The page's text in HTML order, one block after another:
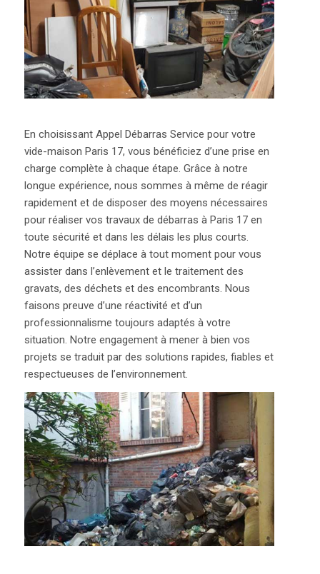
En choisissant Appel Débarras Service pour votre
vide-maison Paris 17, vous bénéficiez d’une prise en
charge complète à chaque étape. Grâce à notre
longue expérience, nous sommes à même de réagir
rapidement et de disposer des moyens nécessaires
pour réaliser vos travaux de débarras à Paris 17 en
toute sécurité et dans les délais les plus courts.
Notre équipe se déplace à tout moment pour vous
assister dans l’enlèvement et le traitement des
gravats, des déchets et des encombrants. Nous
faisons preuve d’une réactivité et d’un
professionnalisme toujours adaptés à votre
situation. Notre engagement à mener à bien vos
projets se traduit par des solutions rapides, fiables et
respectueuses de l’environnement.